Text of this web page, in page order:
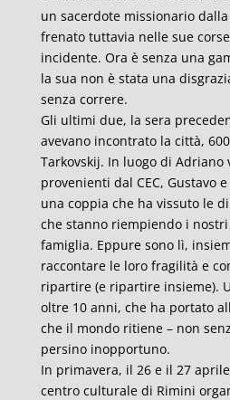
un sacerdote missionario dalla
frenato tuttavia nelle sue
incidente. Ora è senza una
la sua non è stata una
senza correre.
Gli ultimi due, la sera
avevano incontrato la città,
Tarkovskij. In luogo di Adriano
provenienti dal CEC, Gustavo
una coppia che ha vissuto le
che stanno riempiendo i
famiglia. Eppure sono lì,
raccontare le loro fragilità e
ripartire (e ripartire insieme).
oltre 10 anni, che ha portato
che il mondo ritiene – non
persino inopportuno.
In primavera, il 26 e il 27
centro culturale di Rimini